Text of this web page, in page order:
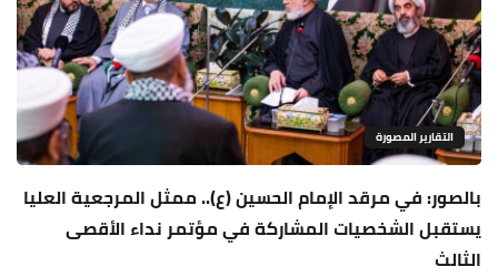
التقارير المصورة
بالصور: في مرقد الإمام الحسين (ع).. ممثل المرجعية العليا
يستقبل الشخصيات المشاركة في مؤتمر نداء الأقصى
الثالث